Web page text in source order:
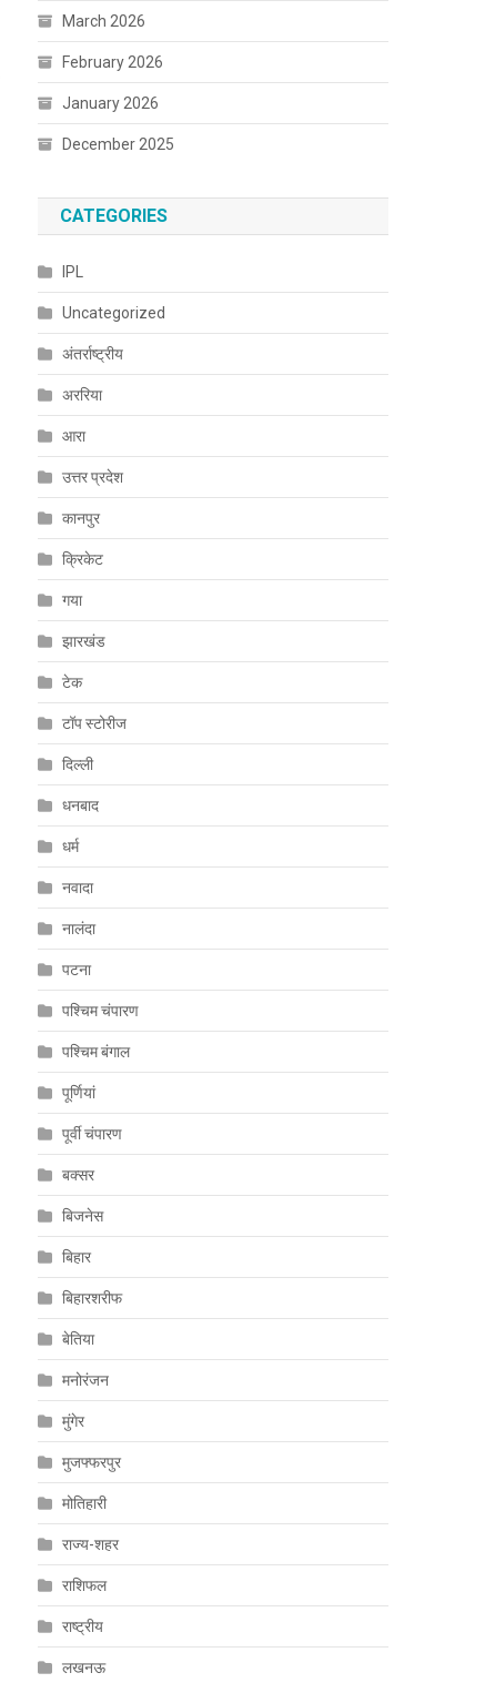
March 2026
February 2026
January 2026
December 2025
CATEGORIES
IPL
Uncategorized
अंतर्राष्ट्रीय
अररिया
आरा
उत्तर प्रदेश
कानपुर
क्रिकेट
गया
झारखंड
टेक
टॉप स्टोरीज
दिल्ली
धनबाद
धर्म
नवादा
नालंदा
पटना
पश्चिम चंपारण
पश्चिम बंगाल
पूर्णियां
पूर्वी चंपारण
बक्सर
बिजनेस
बिहार
बिहारशरीफ
बेतिया
मनोरंजन
मुंगेर
मुजफ्फरपुर
मोतिहारी
राज्य-शहर
राशिफल
राष्ट्रीय
लखनऊ